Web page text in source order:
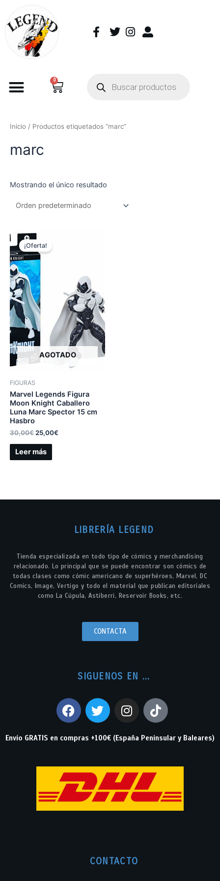
0
Inicio / Productos etiquetados “marc”
marc
Mostrando el único resultado
AGOTADO
¡Oferta!
FIGURAS
Marvel Legends Figura
Moon Knight Caballero
Luna Marc Spector 15 cm
Hasbro
30,00€25,00€
Leer más
LIBRERÍA LEGEND
Tienda especializada en todo tipo de cómics y merchandising
relacionado. Lo principal que se puede encontrar son cómics de
todas clases como cómic americano de superhéroes, Marvel, DC
Comics, Image, Vertigo y todo el material que publican editoriales
como La Cúpula, Astiberri, Reservoir Books, etc.
CONTACTA
SIGUENOS EN ...
Envío GRATIS en compras +100€ (España Peninsular y Baleares)
CONTACTO